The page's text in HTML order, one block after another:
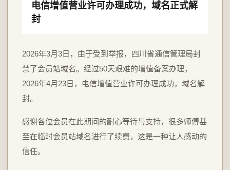
电信增值营业许可办理成功，域名正式解
封
2026年3月3日，由于受到举报，四川省通信管理局封
禁了会员站域名。经过50天艰难的增值备案办理，
2026年4月23日，电信增值营业许可办理成功，域名解
封。
感谢各位会员在此期间的耐心等待与支持，很多师傅甚
至在临时会员站域名进行了续费，这是一种让人感动的
信任。